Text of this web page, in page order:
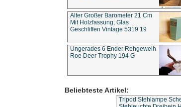
Alter Großer Barometer 21 Cm
Mit Holzfassung, Glas
Geschliffen Vintage 5319 19
Ungerades 6 Ender Rehgeweih
Roe Deer Trophy 194 G
Beliebteste Artikel:
Tripod Stehlampe